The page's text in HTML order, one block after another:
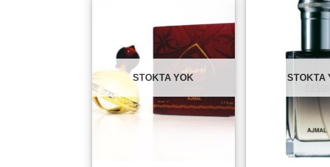
Add to
wishlist
STOKTA YOK STOKTA